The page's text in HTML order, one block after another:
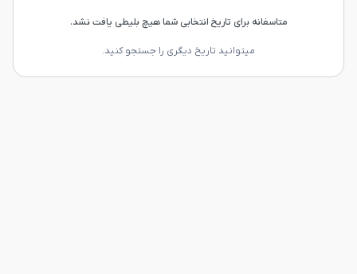
متاسفانه برای تاریخ انتخابی شما هیچ بلیطی یافت نشد.
میتوانید تاریخ دیگری را جستجو کنید.